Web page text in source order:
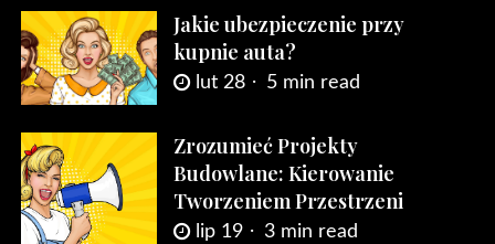
Jakie ubezpieczenie przy
kupnie auta?
lut 28 5 min read
Zrozumieć Projekty
Budowlane: Kierowanie
Tworzeniem Przestrzeni
lip 19 3 min read